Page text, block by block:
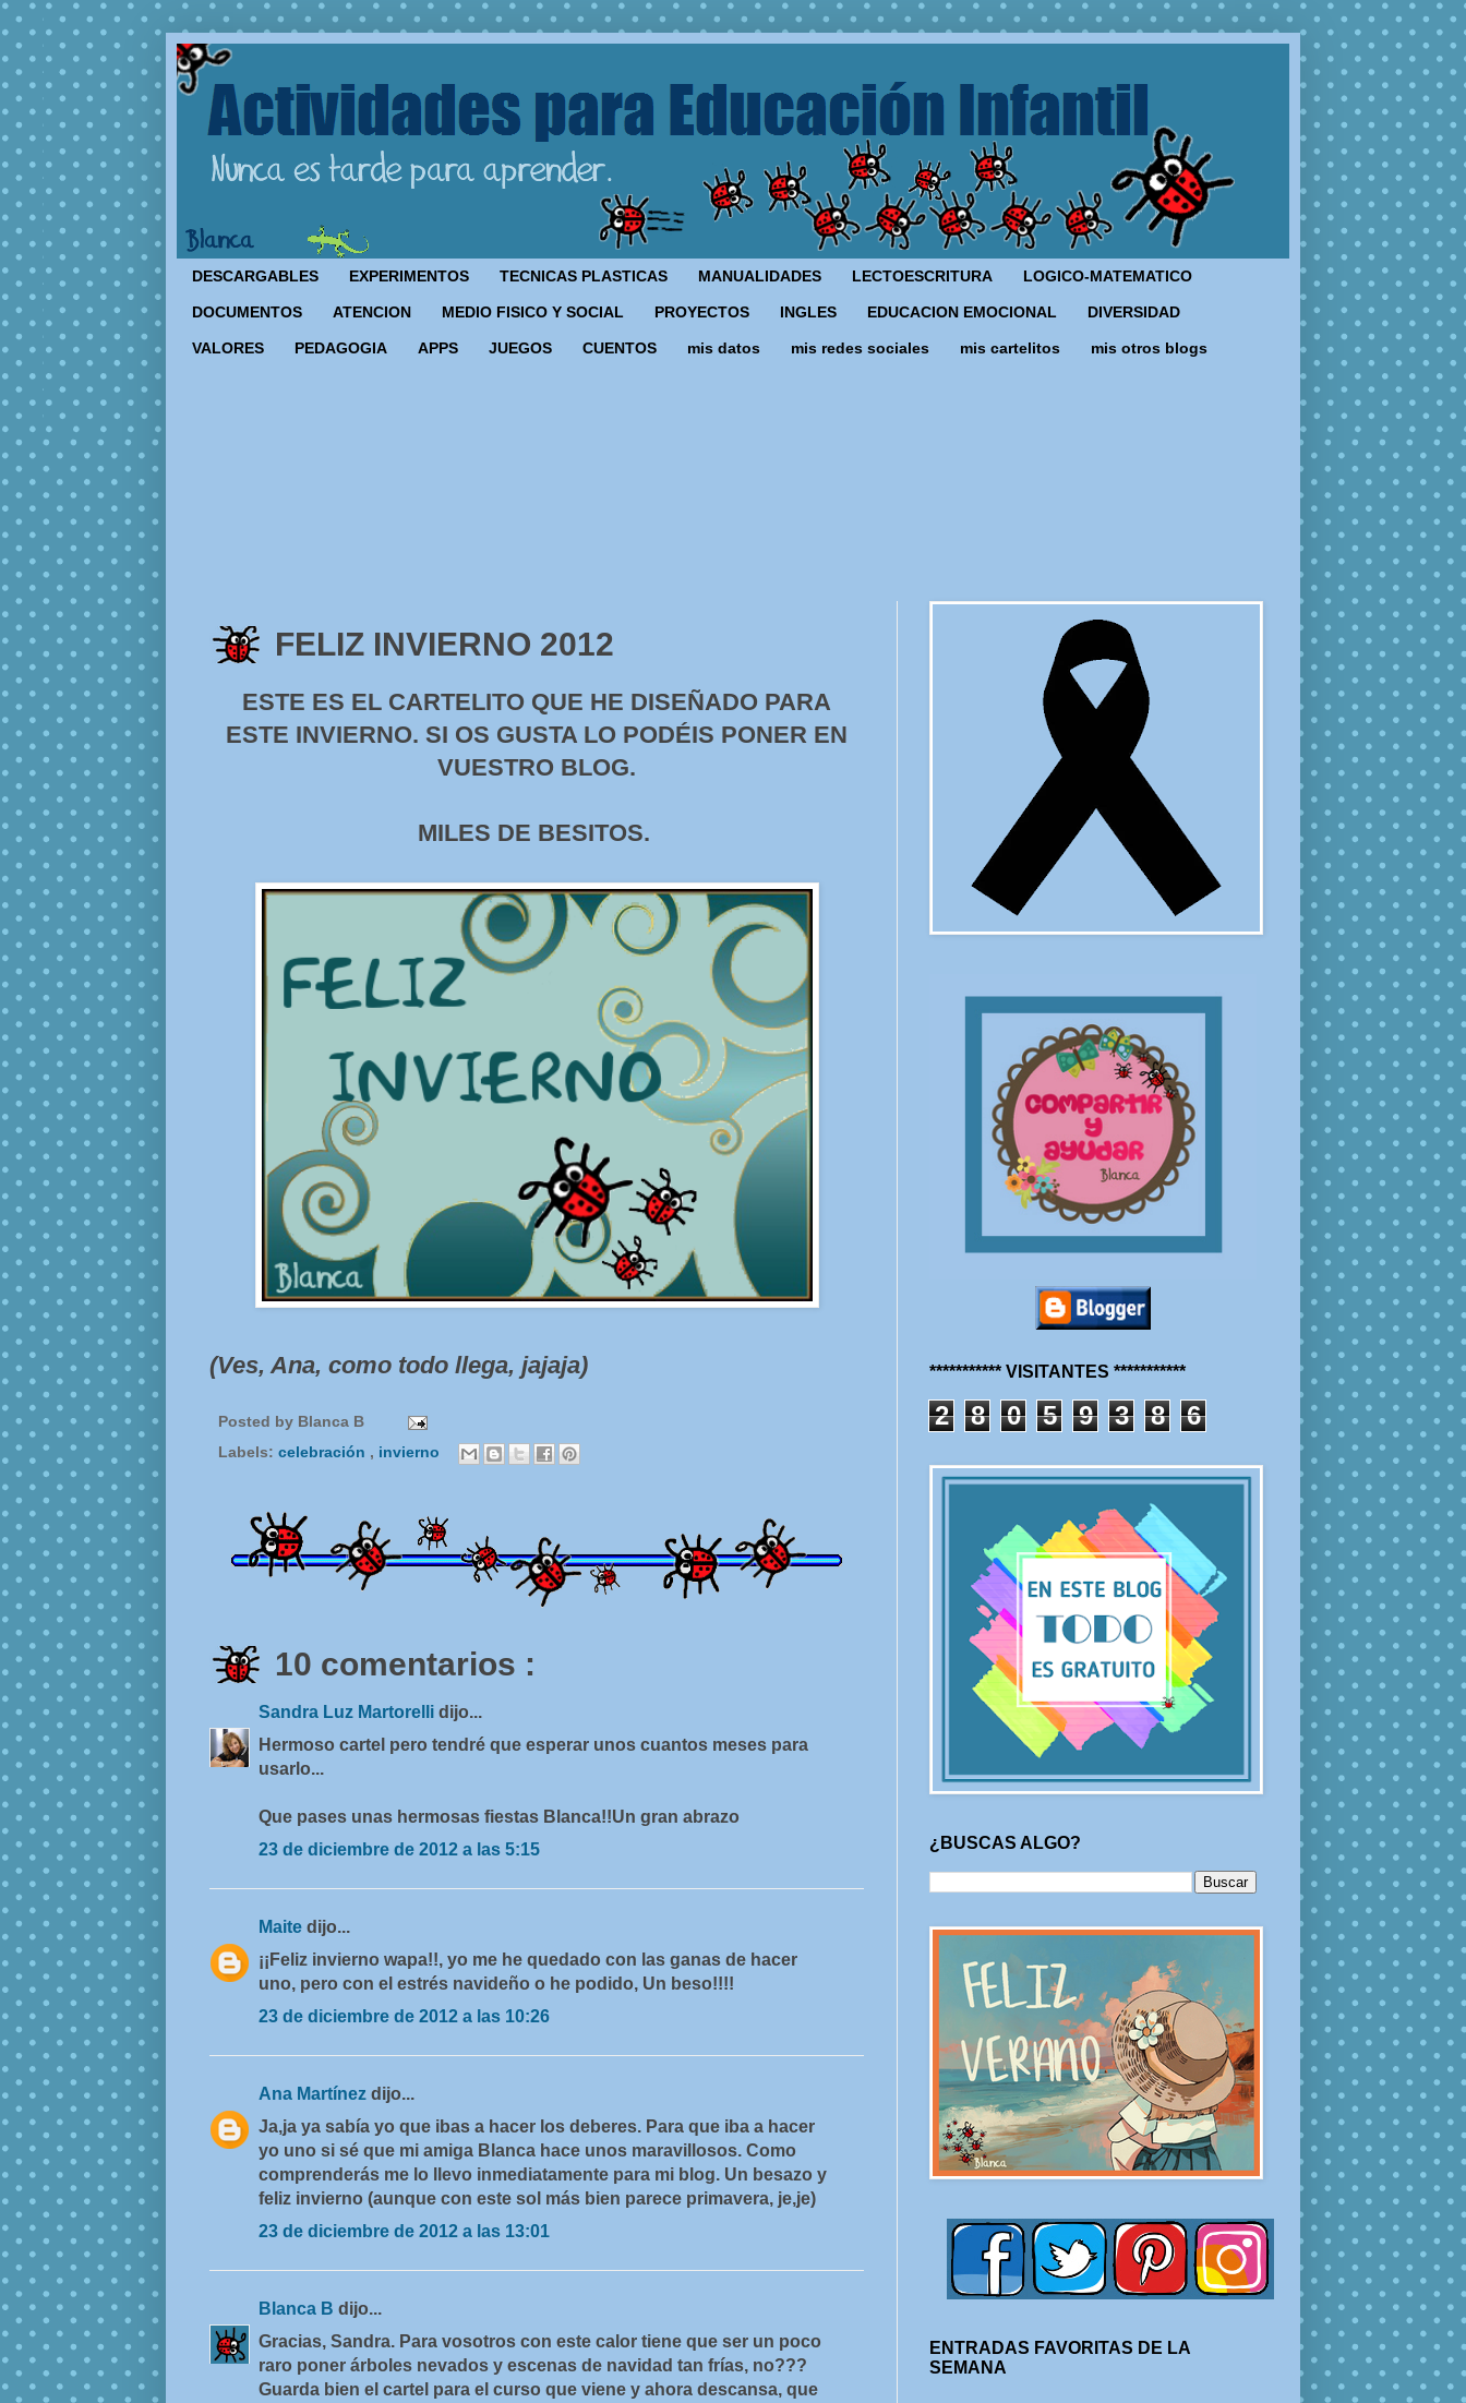
DESCARGABLES EXPERIMENTOS TECNICAS PLASTICAS MANUALIDADES LECTOESCRITURA LOGICO-MATEMATICO
DOCUMENTOS ATENCION MEDIO FISICO Y SOCIAL PROYECTOS INGLES EDUCACION EMOCIONAL DIVERSIDAD
VALORES PEDAGOGIA APPS JUEGOS CUENTOS mis datos mis redes sociales mis cartelitos mis otros blogs
FELIZ INVIERNO 2012
ESTE ES EL CARTELITO QUE HE DISEÑADO PARA
ESTE INVIERNO. SI OS GUSTA LO PODÉIS PONER EN
VUESTRO BLOG.
MILES DE BESITOS.
(Ves, Ana, como todo llega, jajaja)
Posted by Blanca B
Labels: celebración , invierno
10 comentarios :
Sandra Luz Martorelli dijo...
Hermoso cartel pero tendré que esperar unos cuantos meses para
usarlo...
Que pases unas hermosas fiestas Blanca!!Un gran abrazo
23 de diciembre de 2012 a las 5:15
Maite dijo...
¡¡Feliz invierno wapa!!, yo me he quedado con las ganas de hacer
uno, pero con el estrés navideño o he podido, Un beso!!!!
23 de diciembre de 2012 a las 10:26
Ana Martínez dijo...
Ja,ja ya sabía yo que ibas a hacer los deberes. Para que iba a hacer
yo uno si sé que mi amiga Blanca hace unos maravillosos. Como
comprenderás me lo llevo inmediatamente para mi blog. Un besazo y
feliz invierno (aunque con este sol más bien parece primavera, je,je)
23 de diciembre de 2012 a las 13:01
Blanca B dijo...
Gracias, Sandra. Para vosotros con este calor tiene que ser un poco
raro poner árboles nevados y escenas de navidad tan frías, no???
Guarda bien el cartel para el curso que viene y ahora descansa, que
*********** VISITANTES ***********
2 8 0 5 9 3 8 6
¿BUSCAS ALGO?
ENTRADAS FAVORITAS DE LA
SEMANA